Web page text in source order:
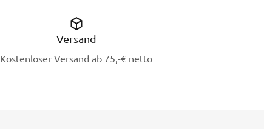
Versand
Kostenloser Versand ab 75,-€ netto